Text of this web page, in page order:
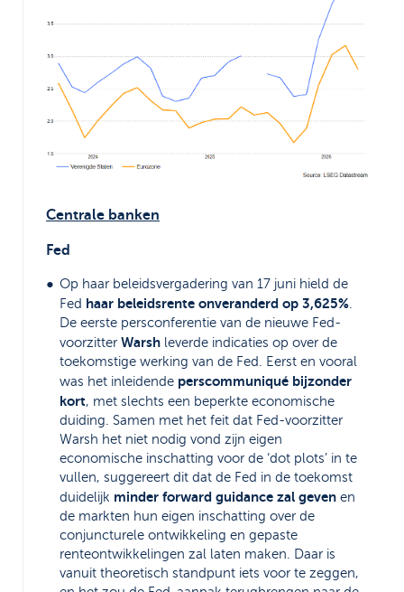
Centrale banken
Fed
Op haar beleidsvergadering van 17 juni hield de
Fed haar beleidsrente onveranderd op 3,625%
De eerste persconferentie van de nieuwe Fed-
voorzitter Warsh leverde indicaties op over de
toekomstige werking van de Fed. Eerst en vooral
was het inleidende perscommuniqué bijzonder
kort, met slechts een beperkte economische
duiding. Samen met het feit dat Fed-voorzitter
Warsh het niet nodig vond zijn eigen
economische inschatting voor de ‘dot plots’ in te
vullen, suggereert dit dat de Fed in de toekomst
duidelijk minder forward guidance zal geven en
de markten hun eigen inschatting over de
conjuncturele ontwikkeling en gepaste
renteontwikkelingen zal laten maken. Daar is
vanuit theoretisch standpunt iets voor te zeggen,